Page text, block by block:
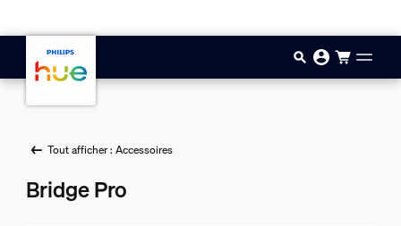
Tout afficher : Accessoires
Bridge Pro